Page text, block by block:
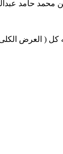
محمد حامد
( العرض الکلی